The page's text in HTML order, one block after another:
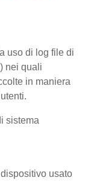
uso di log file di
nei quali
in maniera
sistema
usato